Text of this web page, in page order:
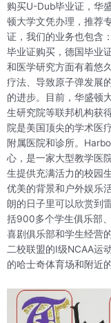
购买U-Dub毕业证，华
顿大学文凭办理，推荐
证，我们的业务也包含
毕业证购买，德国毕业
和医学研究方面有着悠
疗法、导致原子弹发展
的进步。目前，华盛顿
生研究院等联邦机构获
院是美国顶尖的学术医
附属医院和诊所。
心，是一家大型教学医
生提供充满活力的校园
优美的背景和户外娱乐
朗的日子里可以欣赏到
括900多个学生俱乐部
喜剧俱乐部和学生经营
二校联盟的I级NCAA运
的哈士奇体育场和附近